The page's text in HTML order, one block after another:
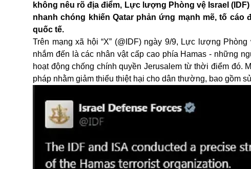
không nêu rõ địa điểm, Lực lượng Phòng vệ Israel
nhanh chóng khiến Qatar phản ứng mạnh mẽ, tố
quốc tế.
Trên mạng xã hội “X” (@IDF) ngày 9/9, Lực lượng
nhắm đến là các nhân vật cấp cao phía Hamas - những
hoạt động chống chính quyền Jerusalem từ thời điểm đó.
pháp nhằm giảm thiểu thiệt hại cho dân thường, bao gồm